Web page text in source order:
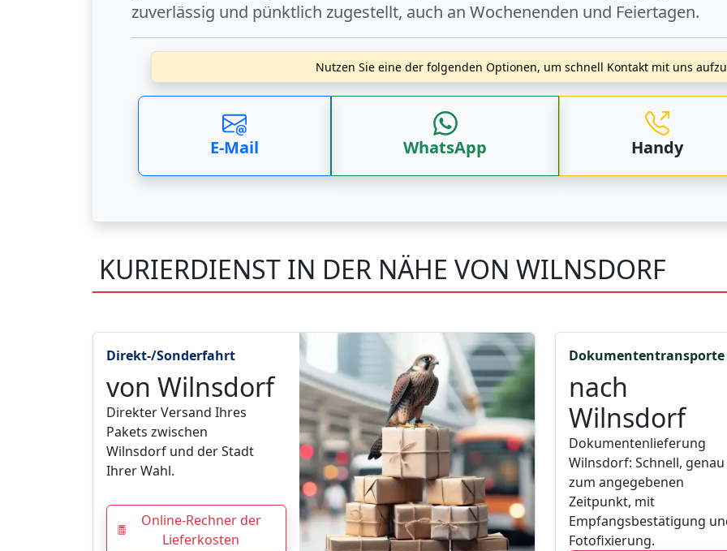
zuverlässig und pünktlich zugestellt, auch an Wochenenden und Feiertagen.
Nutzen Sie eine der folgenden Optionen, um schnell Kontakt mit uns
E-Mail WhatsApp Handy
KURIERDIENST IN DER NÄHE VON WILNSDORF
Direkt-/Sonderfahrt
von Wilnsdorf
Direkter Versand Ihres
Pakets zwischen
Wilnsdorf und der Stadt
Ihrer Wahl.
Online-Rechner der
Lieferkosten
Dokumententransporte
nach
Wilnsdorf
Dokumentenlieferung
Wilnsdorf: Schnell, genau
zum angegebenen
Zeitpunkt, mit
Empfangsbestätigung
Fotofixierung.